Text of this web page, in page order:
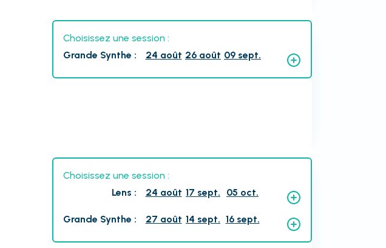
Choisissez une session :
Grande Synthe : 24 août 26 août 09 sept.
Choisissez une session :
Lens : 24 août 17 sept. 05 oct.
Grande Synthe : 27 août 14 sept. 16 sept.